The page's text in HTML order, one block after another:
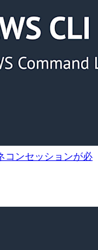
コンセッションが必